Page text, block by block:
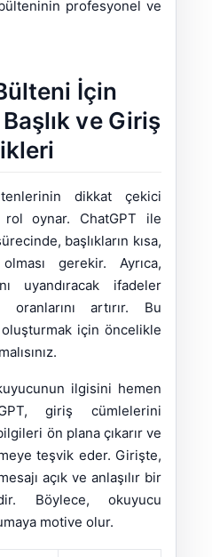
profesyonel ve
İçin
ve Giriş
dikkat çekici
oynar. ChatGPT ile
başlıkların kısa,
gerekir. Ayrıca,
uyandıracak ifadeler
oranlarını artırır. Bu
için öncelikle
ilgisini hemen
giriş cümlelerini
ön plana çıkarır ve
teşvik eder. Girişte,
açık ve anlaşılır bir
Böylece, okuyucu
motive olur.